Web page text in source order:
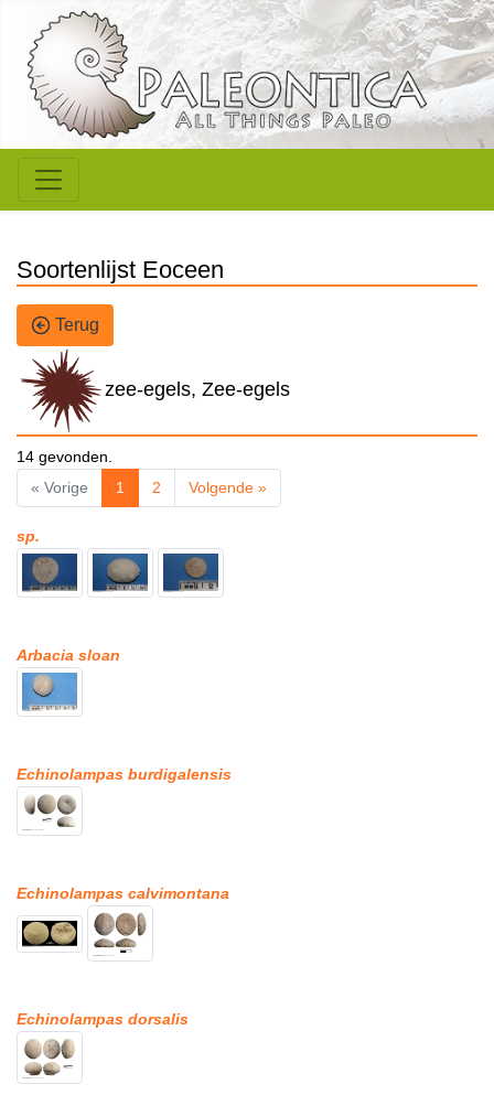
Soortenlijst Eoceen
Terug
zee-egels, Zee-egels
14 gevonden.
« Vorige
1 2 Volgende »
sp.
Arbacia sloan
Echinolampas burdigalensis
Echinolampas calvimontana
Echinolampas dorsalis